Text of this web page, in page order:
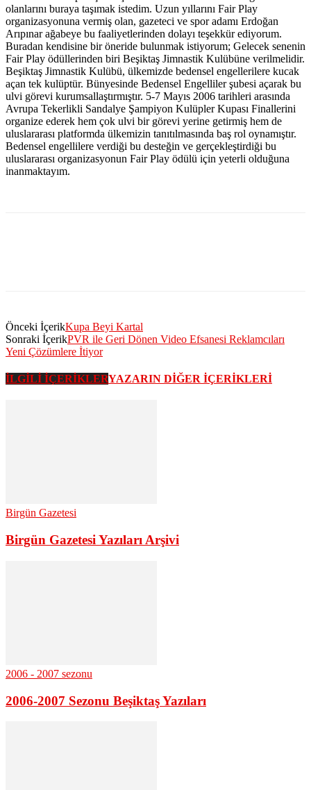
olanlarını buraya taşımak istedim. Uzun yıllarını Fair Play
organizasyonuna vermiş olan, gazeteci ve spor adamı Erdoğan
Arıpınar ağabeye bu faaliyetlerinden dolayı teşekkür ediyorum.
Buradan kendisine bir öneride bulunmak istiyorum; Gelecek senenin
Fair Play ödüllerinden biri Beşiktaş Jimnastik Kulübüne verilmelidir.
Beşiktaş Jimnastik Kulübü, ülkemizde bedensel engellerilere kucak
açan tek kulüptür. Bünyesinde Bedensel Engelliler şubesi açarak bu
ulvi görevi kurumsallaştırmıştır. 5-7 Mayıs 2006 tarihleri arasında
Avrupa Tekerlikli Sandalye Şampiyon Kulüpler Kupası Finallerini
organize ederek hem çok ulvi bir görevi yerine getirmiş hem de
uluslararası platformda ülkemizin tanıtılmasında baş rol oynamıştır.
Bedensel engellilere verdiği bu desteğin ve gerçekleştirdiği bu
uluslararası organizasyonun Fair Play ödülü için yeterli olduğuna
inanmaktayım.
Önceki İçerikKupa Beyi Kartal
Sonraki İçerikPVR ile Geri Dönen Video Efsanesi Reklamcıları
Yeni Çözümlere İtiyor
İLGİLİ İÇERİKLERYAZARIN DİĞER İÇERİKLERİ
Birgün Gazetesi
Birgün Gazetesi Yazıları Arşivi
2006 - 2007 sezonu
2006-2007 Sezonu Beşiktaş Yazıları